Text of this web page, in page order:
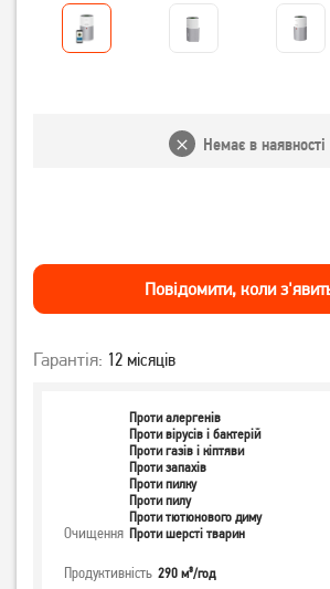
Немає в наявності
Повiдомити, коли
Гарантія: 12 місяців
Очищення
Проти алергенів
Проти вірусів і бактерій
Проти газів і кіптяви
Проти запахів
Проти пилку
Проти пилу
Проти тютюнового диму
Проти шерсті тварин
Продуктивність 290 м³/год